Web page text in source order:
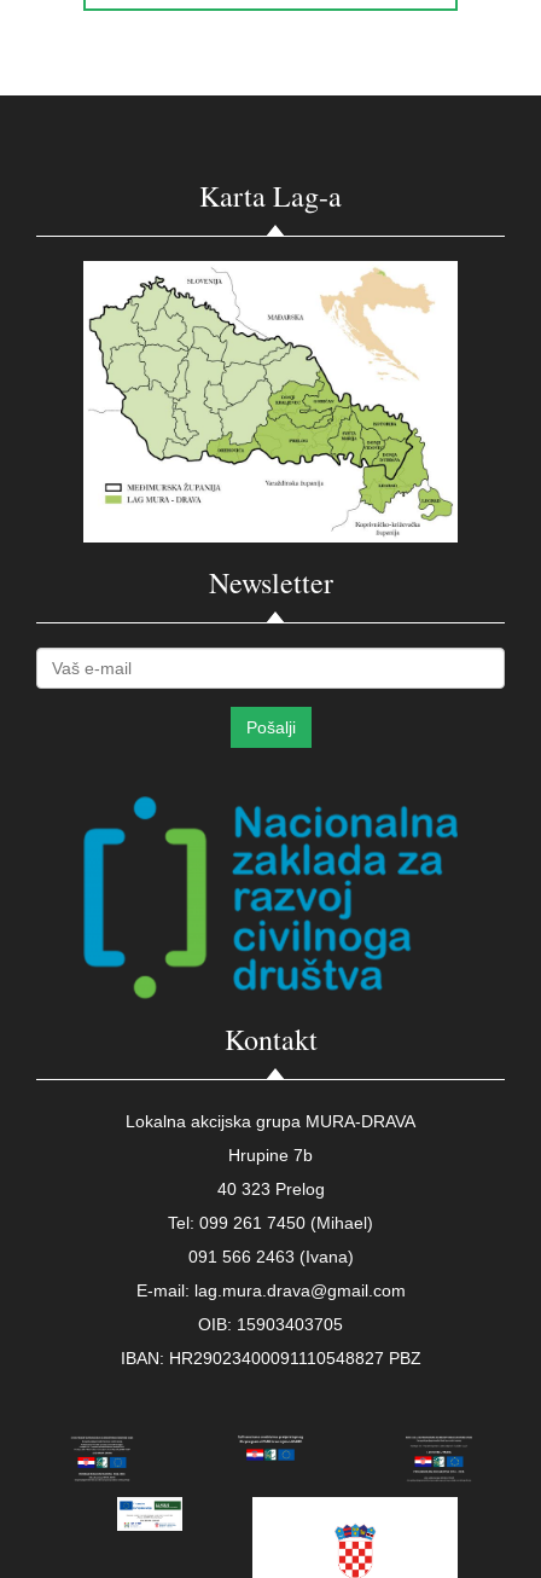
Karta Lag-a
Newsletter
Kontakt
Lokalna akcijska grupa MURA-DRAVA
Hrupine 7b
40 323 Prelog
Tel: 099 261 7450 (Mihael)
091 566 2463 (Ivana)
E-mail: lag.mura.drava@gmail.com
OIB: 15903403705
IBAN: HR29023400091110548827 PBZ